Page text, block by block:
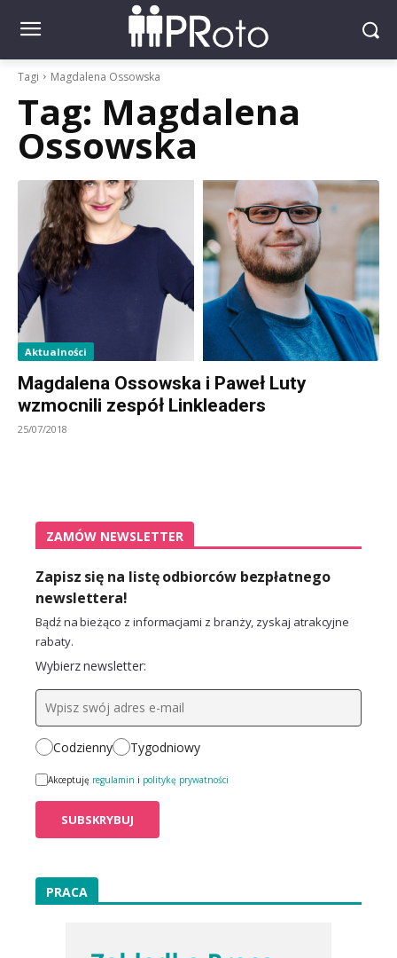
Tagi Magdalena Ossowska
Tag: Magdalena
Ossowska
Aktualności
Magdalena Ossowska i Paweł Luty
wzmocnili zespół Linkleaders
25/07/2018
ZAMÓW NEWSLETTER
Zapisz się na listę odbiorców bezpłatnego
newslettera!
Bądź na bieżąco z informacjami z branży, zyskaj atrakcyjne
rabaty.
Wybierz newsletter:
Codzienny Tygodniowy
Akceptuję regulamin i politykę prywatności
PRACA